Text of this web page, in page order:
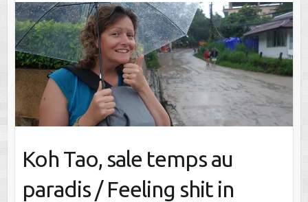
Koh Tao, sale temps au
paradis / Feeling shit in